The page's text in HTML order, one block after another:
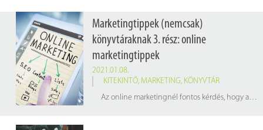
Marketingtippek (nemcsak)
könyvtáraknak 3. rész: online
marketingtippek
2021.01.08.
KITEKINTŐ, MARKETING, KÖNYVTÁR
Az online marketingnél fontos kérdés, hogy az egyes generációkat milyen csatornákon érhetjük el. Ha idősebbeket szeretnénk elérni, választhatjuk a Facebook-ot vagy a Skype-ot, ha fiatalabbakat, akkor jó alternatíva lehet az Instagram, illetve a YouTube (esetleg a TikTok).